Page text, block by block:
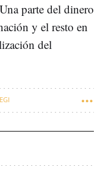
parte del dinero
y el resto en
del